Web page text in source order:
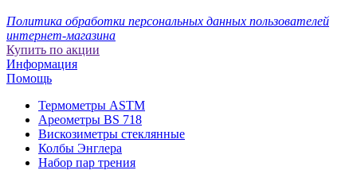
Политика обработки персональных данных пользователей
интернет-магазина
Купить по акции
Информация
Помощь
Термометры ASTM
Ареометры BS 718
Вискозиметры стеклянные
Колбы Энглера
Набор пар трения